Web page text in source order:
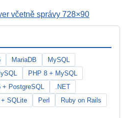
MariaDB
MySQL
PHP 8 + MySQL
+ PostgreSQL
.NET
+ SQLite Perl
Ruby on Rails